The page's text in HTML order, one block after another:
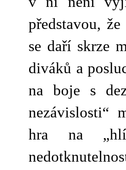
představou,
se daří skrze
diváků a
na boje s
nezávislosti“
hra na